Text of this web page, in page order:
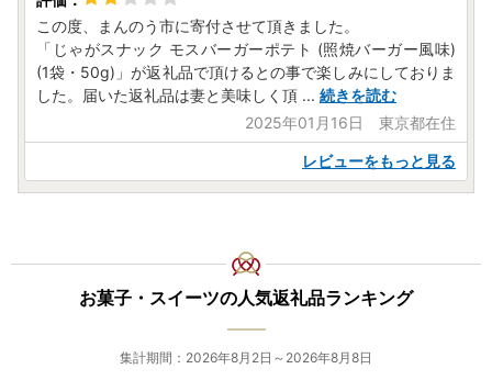
この度、まんのう市に寄付させて頂きました。
「じゃがスナック モスバーガーポテト (照焼バーガー風味)
(1袋・50g)」が返礼品で頂けるとの事で楽しみにしておりま
した。届いた返礼品は妻と美味しく頂 ... 続きを読む
2025年01月16日 東京都在住
レビューをもっと見る
お菓子・スイーツの人気返礼品ランキング
集計期間：2026年8月2日～2026年8月8日